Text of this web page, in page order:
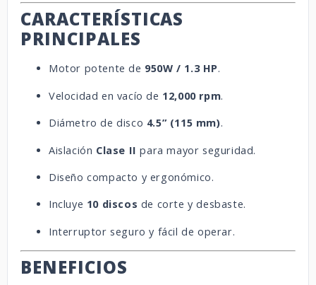
CARACTERÍSTICAS
PRINCIPALES
Motor potente de 950W / 1.3 HP.
Velocidad en vacío de 12,000 rpm.
Diámetro de disco 4.5” (115 mm).
Aislación Clase II para mayor seguridad.
Diseño compacto y ergonómico.
Incluye 10 discos de corte y desbaste.
Interruptor seguro y fácil de operar.
BENEFICIOS